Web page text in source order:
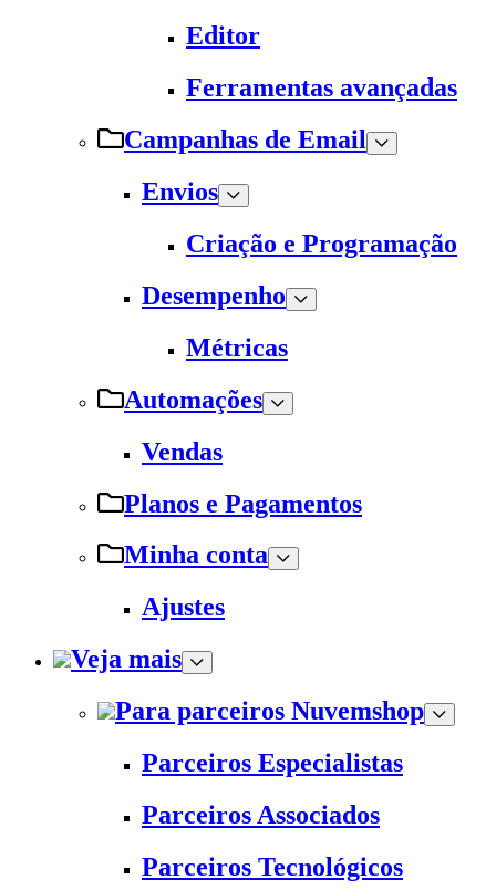
Editor
Ferramentas avançadas
Campanhas de Email
Envios
Criação e Programação
Desempenho
Métricas
Automações
Vendas
Planos e Pagamentos
Minha conta
Ajustes
Veja mais
Para parceiros Nuvemshop
Parceiros Especialistas
Parceiros Associados
Parceiros Tecnológicos